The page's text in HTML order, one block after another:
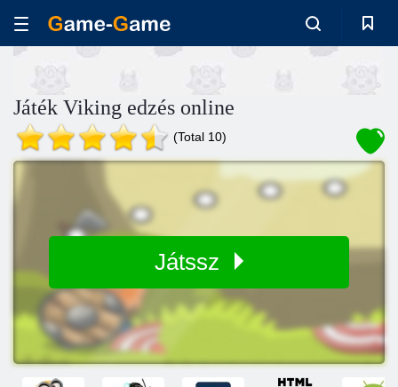
Játék Viking edzés online
(Total 10)
Játssz